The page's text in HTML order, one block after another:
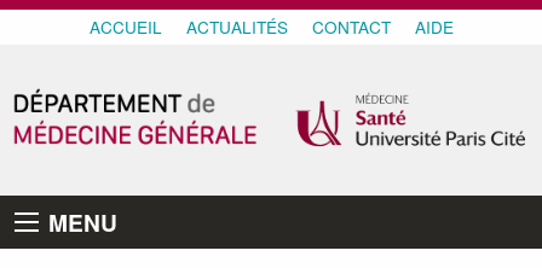
ACCUEIL ACTUALITÉS CONTACT AIDE
MENU